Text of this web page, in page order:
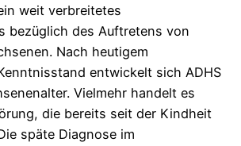
weit verbreitetes
bezüglich des Auftretens von
Nach heutigem
entwickelt sich ADHS
Vielmehr handelt es
die bereits seit der Kindheit
späte Diagnose im